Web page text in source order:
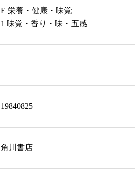
E 栄養・健康・味覚
1 味覚・香り・味・五感
19840825
角川書店